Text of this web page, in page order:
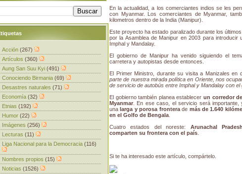
En la actualidad, a los comerciantes indios se les
con Myanmar. Los comerciantes de Myanmar,
kilometros dentro de la India (Manipur).
Este proyecto ha estado paralizado durante los
por la Asamblea de Manipur en 2003 para
Imphal y Mandalay.
El gobierno de Manipur ha venido siguiendo el
carretera y autopistas desde entonces.
El Primer Ministro, durante su visita a Manizales en
parte de nuestra mirada política en Oriente, nos
de servicio de autobús entre Imphal y Mandalay con el
El gobierno también planea establecerun corredor
Myanmar . En ese caso, el servicio será
unalarga y porosa fronterade más de 1.640
en el Golfo de Bengala
Cuatro estados del noreste: Arunachal
comparten su frontera con el país
Si te ha interesado este artículo, compártelo.
Acción (267)
Artículos (360)
Aung San Suu Kyi (491)
Conociendo Birmania (69)
Desastres naturales (71)
Economía (32)
Etnias (192)
Humor (22)
Imágenes (256)
Lecturas (11)
Liga Nacional para la Democracia (116)
Nombres propios (15)
Noticias (1526)